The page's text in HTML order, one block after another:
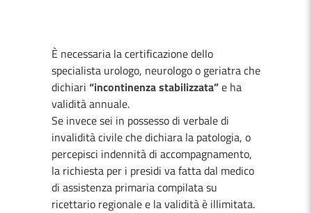
È necessaria la certificazione dello
specialista urologo, neurologo o geriatra che
dichiari “incontinenza stabilizzata”e ha
validità annuale.
Se invece sei in possesso di verbale di
invalidità civile che dichiara la patologia, o
percepisci indennità di accompagnamento,
la richiesta per i presidi va fatta dal medico
di assistenza primaria compilata su
ricettario regionale e la validità è illimitata.